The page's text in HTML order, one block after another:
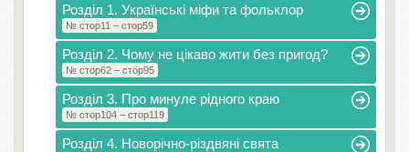
Розділ 1. Українські міфи та фольклор
№ стор11 – стор59
Розділ 2. Чому не цікаво жити без пригод?
№ стор62 – стор95
Розділ 3. Про минуле рідного краю
№ стор104 – стор119
Розділ 4. Новорічно-різдвяні свята